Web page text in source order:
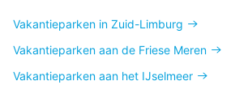
Vakantieparken in Zuid-Limburg
Vakantieparken aan de Friese Meren
Vakantieparken aan het IJselmeer